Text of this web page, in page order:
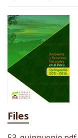
Files